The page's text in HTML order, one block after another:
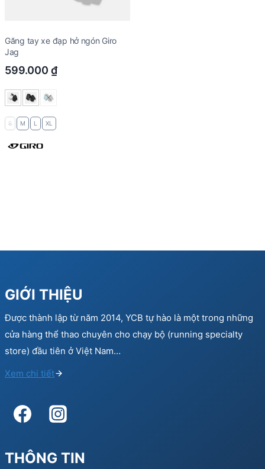
Găng tay xe đạp hở ngón Giro
Jag
599.000 ₫
S M L XL
GIỚI THIỆU
Được thành lập từ năm 2014, YCB tự hào là một trong những
cửa hàng thể thao chuyên cho chạy bộ (running specialty
store) đầu tiên ở Việt Nam…
Xem chi tiết
THÔNG TIN